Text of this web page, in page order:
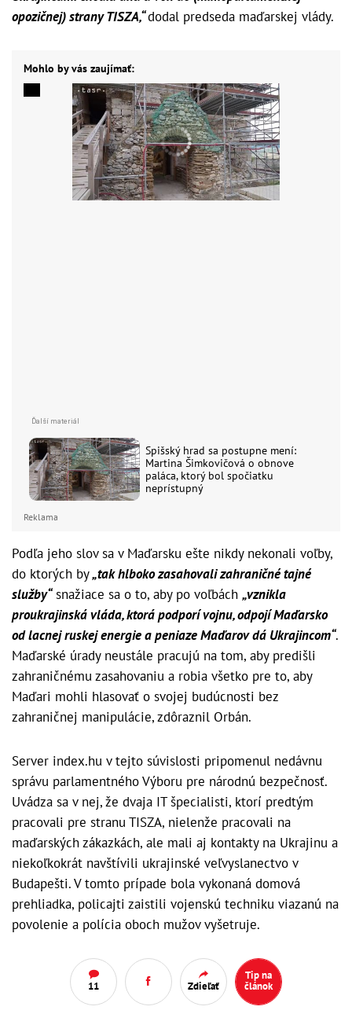
opozičnej) strany TISZA,“dodal predseda maďarskej vlády.
Mohlo by vás zaujímať:
Spišský hrad sa postupne mení:
Martina Šimkovičová o obnove
paláca, ktorý bol spočiatku
neprístupný
Reklama
Podľa jeho slov sa v Maďarsku ešte nikdy nekonali voľby,
do ktorých by„tak hlboko zasahovali zahraničné tajné
služby“snažiace sa o to, aby po voľbách „vznikla
proukrajinská vláda, ktorá podporí vojnu, odpojí Maďarsko
od lacnej ruskej energie a peniaze Maďarov dá Ukrajincom“.
Maďarské úrady neustále pracujú na tom, aby predišli
zahraničnému zasahovaniu a robia všetko pre to, aby
Maďari mohli hlasovať o svojej budúcnosti bez
zahraničnej manipulácie, zdôraznil Orbán.
Server index.hu v tejto súvislosti pripomenul nedávnu
správu parlamentného Výboru pre národnú bezpečnosť.
Uvádza sa v nej, že dvaja IT špecialisti, ktorí predtým
pracovali pre stranu TISZA, nielenže pracovali na
maďarských zákazkách, ale mali aj kontakty na Ukrajinu a
niekoľkokrát navštívili ukrajinské veľvyslanectvo v
Budapešti. V tomto prípade bola vykonaná domová
prehliadka, policajti zaistili vojenskú techniku viazanú na
povolenie a polícia oboch mužov vyšetruje.
11 Zdieľať
Tip na
článok